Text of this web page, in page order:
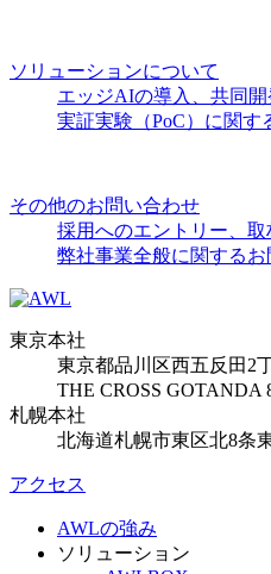
ソリューションについて
エッジAIの導入、共同開
実証実験（PoC）に関す
その他のお問い合わせ
採用へのエントリー、取
弊社事業全般に関する
東京本社
東京都品川区西五反田2
THE CROSS GOTANDA
札幌本社
北海道札幌市東区北8条
アクセス
AWLの強み
ソリューション